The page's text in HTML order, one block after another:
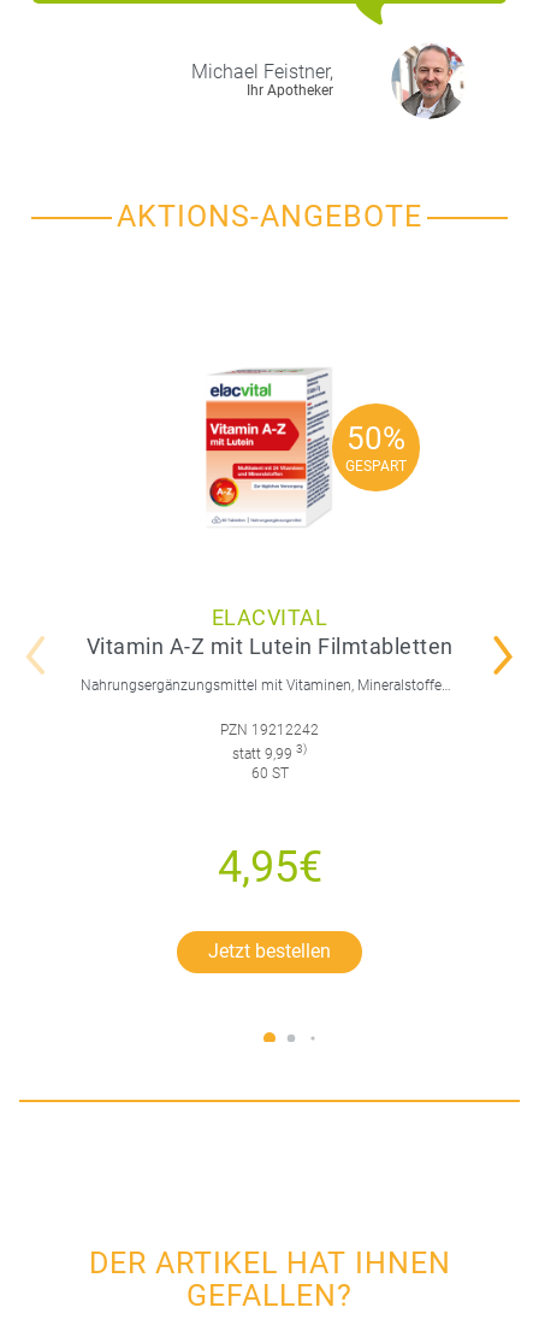
Michael Feistner,
Ihr Apotheker
AKTIONS-ANGEBOTE
50%
GESPART
50%
GESPART
ELACVITAL
Vitamin A-Z mit Lutein Filmtabletten
Nahrungsergänzungsmittel mit Vitaminen, Mineralstoffen, Spurenelementen und Lutein.
PZN 19212242
statt 9,99 3)
60 ST
4,95€
Jetzt bestellen
DER ARTIKEL HAT IHNEN
GEFALLEN?